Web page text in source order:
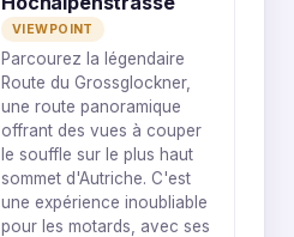
VIEWPOINT
Parcourez la légendaire
Route du Grossglockner,
une route panoramique
offrant des vues à couper
le souffle sur le plus haut
sommet d'Autriche. C'est
une expérience inoubliable
pour les motards, avec ses